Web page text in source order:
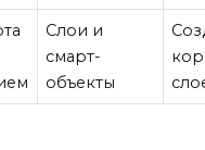
Слои и
смарт-
объекты